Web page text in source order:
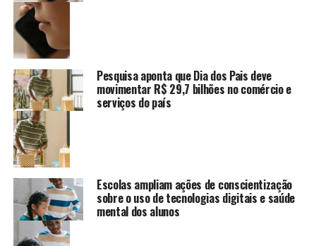
Pesquisa aponta que Dia dos Pais deve
movimentar R$ 29,7 bilhões no comércio e
serviços do país
Escolas ampliam ações de conscientização
sobre o uso de tecnologias digitais e saúde
mental dos alunos